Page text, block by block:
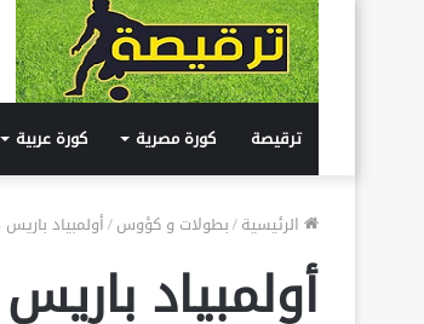
ترقيصة كورة مصرية كورة عربية
الرئيسية/بطولات و كؤوس/أولمبياد باريس 2024
أولمبياد باريس 2024